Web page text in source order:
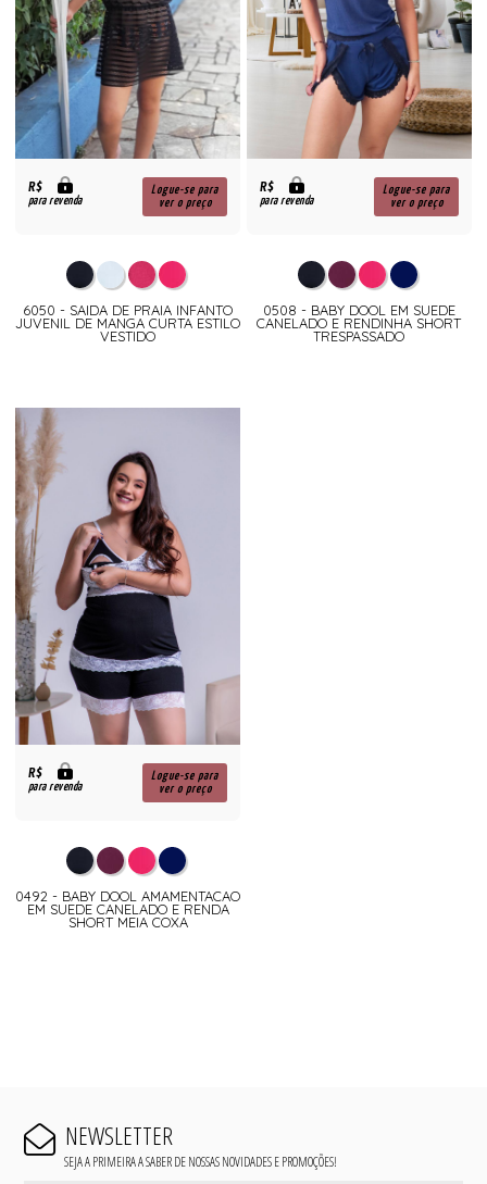
R$
para revenda
Logue-se para
ver o preço
6050 - SAIDA DE PRAIA INFANTO
JUVENIL DE MANGA CURTA ESTILO
VESTIDO
R$
para revenda
Logue-se para
ver o preço
0508 - BABY DOOL EM SUEDE
CANELADO E RENDINHA SHORT
TRESPASSADO
R$
para revenda
Logue-se para
ver o preço
0492 - BABY DOOL AMAMENTACAO
EM SUEDE CANELADO E RENDA
SHORT MEIA COXA
NEWSLETTER
SEJA A PRIMEIRA A SABER DE NOSSAS NOVIDADES E PROMOÇÕES!